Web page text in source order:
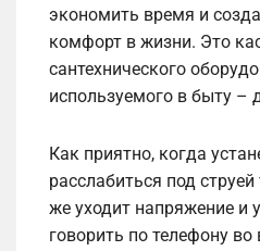
экономить время и
комфорт в жизни. Это
сантехнического
используемого в быту –
Как приятно, когда
расслабиться под
же уходит напряжение и
говорить по телефону